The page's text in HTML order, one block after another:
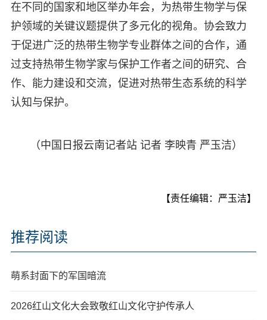
在不同的国家和地区举办年会，为热带生物学与保
护领域的关键议题提供了多元化的视角。协会致力
于促进广泛的热带生物学专业群体之间的合作，通
过支持热带生物学家与保护工作者之间的研究、合
作、能力建设和交流，促进对热带生态系统的科学
认知与保护。
（中国日报云南记者站 记者 李映青 严玉洁）
【责任编辑：严玉洁】
推荐阅读
萌系封面下的军国暗流
2026红山文化大会致敬红山文化守护传承人